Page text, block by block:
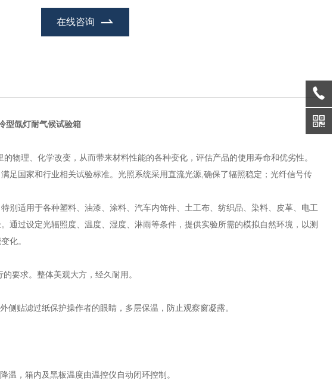
在线咨询
型氙灯耐气候试验箱
物理、化学改变，从而带来材料性能的各种变化，评估产品的使用寿命和优劣性。
足国家和行业相关试验标准。光照系统采用直流光源,确保了辐照稳定；光纤信号传
别适用于各种塑料、油漆、涂料、汽车内饰件、土工布、纺织品、染料、皮革、电工
通过设定光辐照度、温度、湿度、淋雨等条件，提供实验所需的模拟自然环境，以测
化。
要求。整体美观大方，经久耐用。
贴滤过纸保护操作者的眼睛，多层保温，防止观察窗凝露。
，箱内及黑板温度由温控仪自动闭环控制。